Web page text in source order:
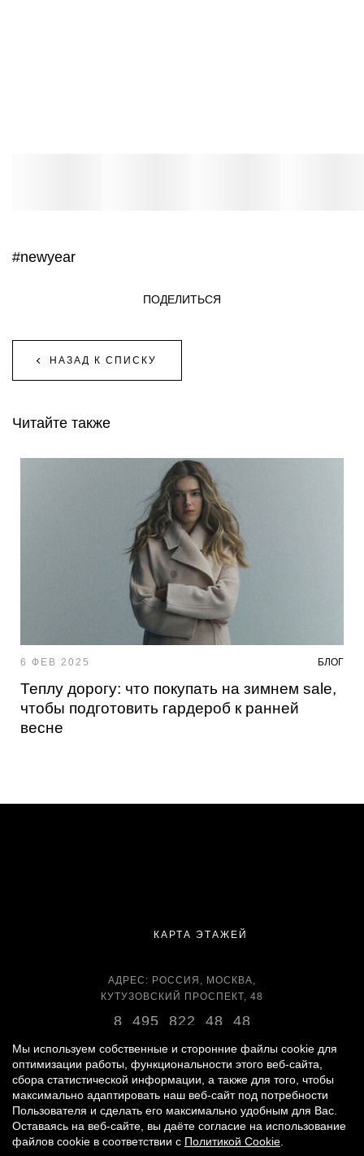
#newyear
НАЗАД К СПИСКУ
ПОДЕЛИТЬСЯ
Читайте также
6 ФЕВ 2025 БЛОГ
Теплу дорогу: что покупать на зимнем sale,
чтобы подготовить гардероб к ранней
весне
КАРТА ЭТАЖЕЙ
АДРЕС: РОССИЯ, МОСКВА,
КУТУЗОВСКИЙ ПРОСПЕКТ, 48
8 495 822 48 48
ВРЕМЯ РАБОТЫ:
ЕЖЕДНЕВНО С 11:00 ДО 22:00
2026«ВРЕМЕНА ГОДА»
Мы используем собственные и сторонние файлы cookie для
оптимизации работы, функциональности этого веб-сайта,
сбора статистической информации, а также для того, чтобы
максимально адаптировать наш веб-сайт под потребности
Пользователя и сделать его максимально удобным для Вас.
Оставаясь на веб-сайте, вы даёте согласие на использование
файлов cookie в соответствии с Политикой Cookie